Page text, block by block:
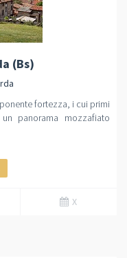
(Bs)
fortezza, i cui primi
panorama mozzafiato
X